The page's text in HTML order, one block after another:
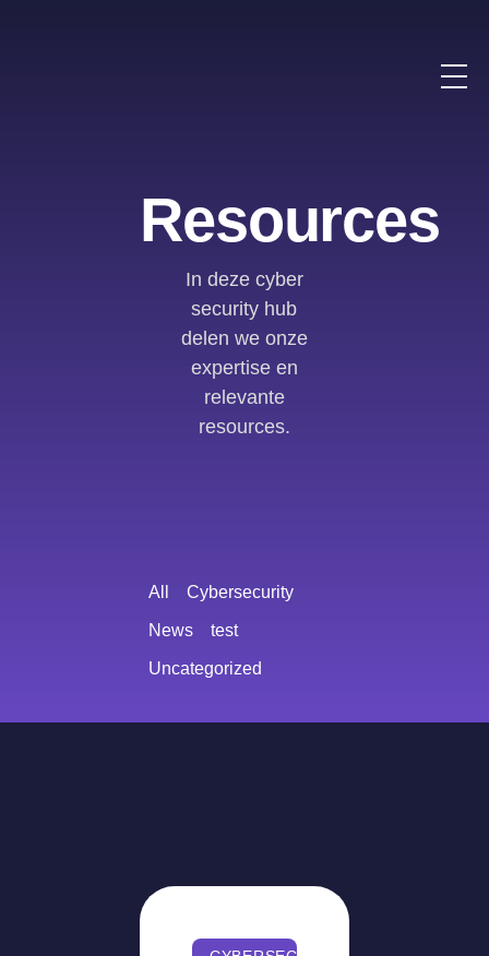
Resources
In deze cyber
security hub
delen we onze
expertise en
relevante
resources.
Cybersecurity
News test
Uncategorized
All